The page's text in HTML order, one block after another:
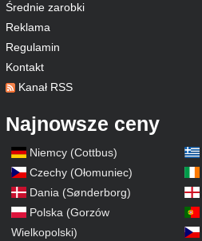
Średnie zarobki
Reklama
Regulamin
Kontakt
Kanał RSS
Najnowsze ceny
Niemcy (Cottbus)
Czechy (Ołomuniec)
Dania (Sønderborg)
Polska (Gorzów
Wielkopolski)